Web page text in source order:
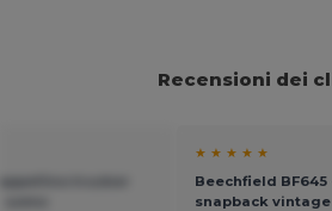
Recensioni dei
★ ★ ★ ★ ★
Beechfield
snapback